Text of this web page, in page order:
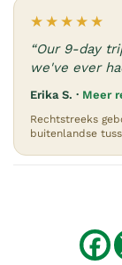
★★★★★
“Our 9-day
we've ever
Erika S. · Meer
Rechtstreeks
buitenlandse